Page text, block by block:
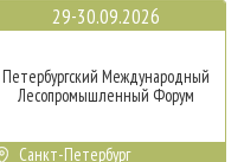
29-30.09.2026
Петербургский Международный
Лесопромышленный Форум
Санкт-Петербург